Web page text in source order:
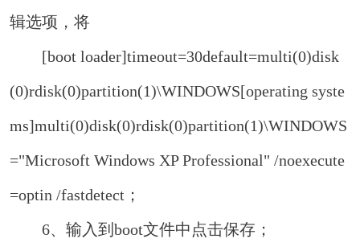
辑选项，将
[boot loader]timeout=30default=multi(0)disk
(0)rdisk(0)partition(1)\WINDOWS[operating syste
ms]multi(0)disk(0)rdisk(0)partition(1)\WINDOWS
="Microsoft Windows XP Professional" /noexecute
=optin /fastdetect；
6、输入到boot文件中点击保存；